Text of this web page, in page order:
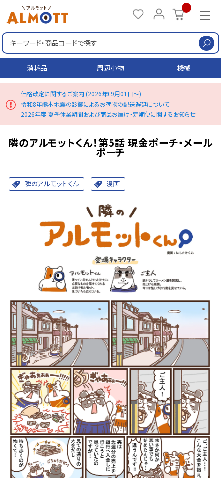
消耗品 周辺小物 機械
価格改定に関するご案内 (2026年09月01日～)
令和8年熊本地震の影響によるお荷物の配送遅延について
2026年度 夏季休業期間および商品お届け・定期便に関するお知らせ
隣のアルモットくん！第5話 現金ポーチ・メール
ポーチ
隣のアルモットくん 漫画